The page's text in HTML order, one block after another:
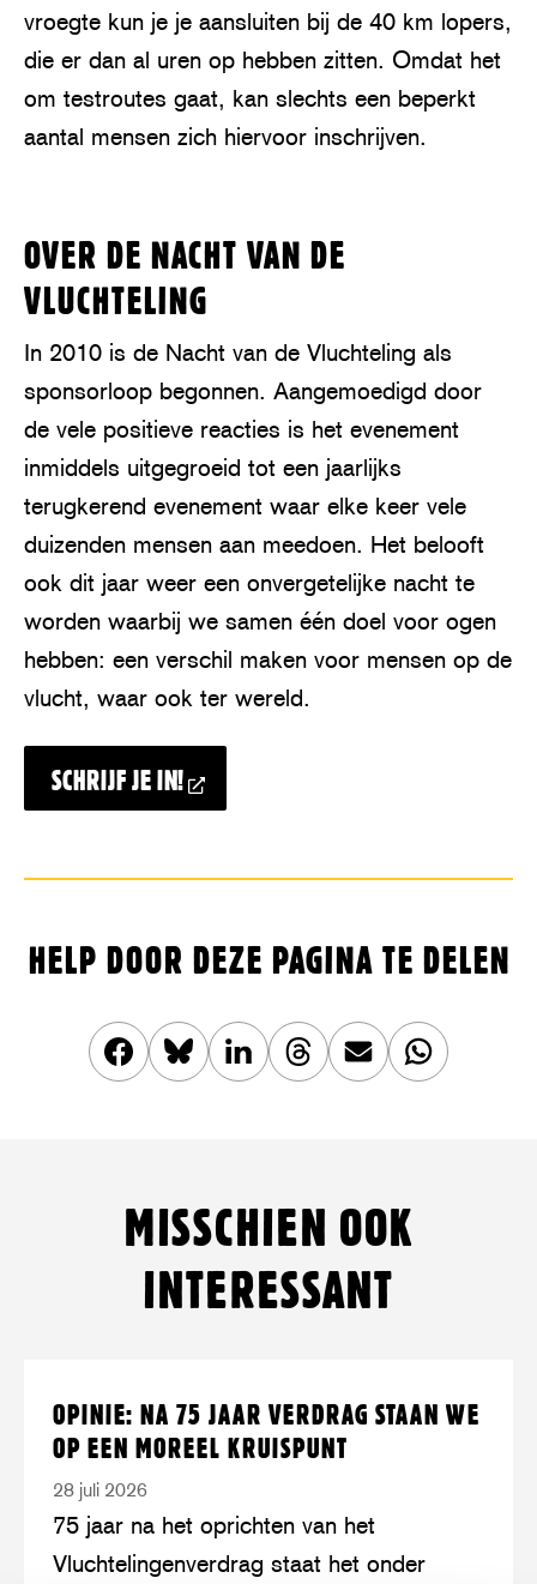
vroegte kun je je aansluiten bij de 40 km lopers,
die er dan al uren op hebben zitten. Omdat het
om testroutes gaat, kan slechts een beperkt
aantal mensen zich hiervoor inschrijven.
OVER DE NACHT VAN DE
VLUCHTELING
In 2010 is de Nacht van de Vluchteling als
sponsorloop begonnen. Aangemoedigd door
de vele positieve reacties is het evenement
inmiddels uitgegroeid tot een jaarlijks
terugkerend evenement waar elke keer vele
duizenden mensen aan meedoen. Het belooft
ook dit jaar weer een onvergetelijke nacht te
worden waarbij we samen één doel voor ogen
hebben: een verschil maken voor mensen op de
vlucht, waar ook ter wereld.
SCHRIJF JE IN!
HELP DOOR DEZE PAGINA TE DELEN
Deel
Facebook
Share
Twitter/Bluesky
Deel
LinkedIn
Share
Threads
Deel
mail
Deel
WhatsApp
MISSCHIEN OOK
INTERESSANT
OPINIE: NA 75 JAAR VERDRAG STAAN WE
OP EEN MOREEL KRUISPUNT
28 juli 2026
75 jaar na het oprichten van het
Vluchtelingenverdrag staat het onder
meer
Opinie:
jaar
Verdrag